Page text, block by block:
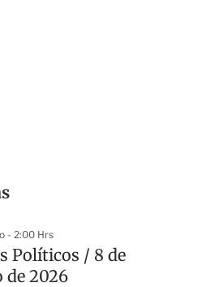
- 2:00 Hrs
Políticos / 8 de
de 2026